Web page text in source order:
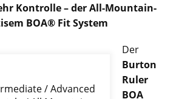
Kontrolle – der All-Mountain-
BOA® Fit System
/ Advanced
Der
Burton
Ruler
BOA